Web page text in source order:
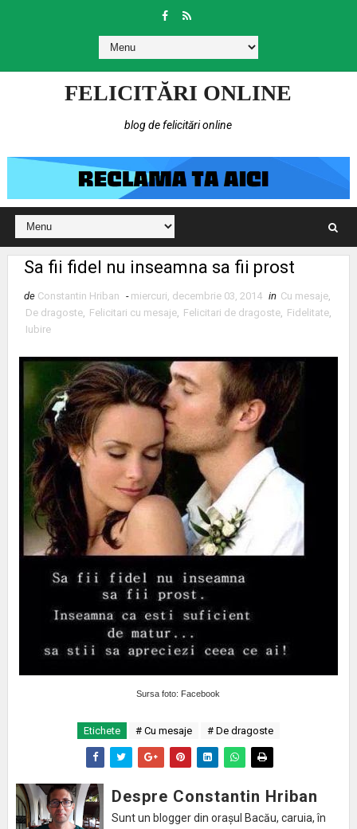
FELICITĂRI ONLINE
blog de felicitări online
Sa fii fidel nu inseamna sa fii prost
de Constantin Hriban - miercuri, decembrie 03, 2014 in Cu mesaje,
De dragoste, Felicitari cu mesaje, Felicitari de dragoste, Fidelitate,
Iubire
Sursa foto: Facebook
Etichete # Cu mesaje # De dragoste
Despre Constantin Hriban
Sunt un blogger din orașul Bacău, caruia, în